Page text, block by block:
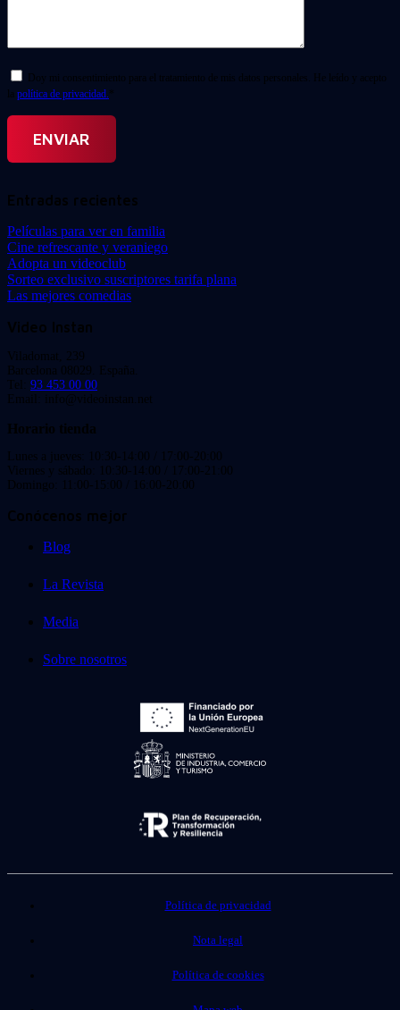
Doy mi consentimiento para el tratamiento de mis datos personales. He leído y acepto
la política de privacidad. *
Entradas recientes
Películas para ver en familia
Cine refrescante y veraniego
Adopta un videoclub
Sorteo exclusivo suscriptores tarifa plana
Las mejores comedias
Video Instan
Viladomat, 239
Barcelona 08029. España.
Tel: 93 453 00 00
Email: info@videoinstan.net
Horario tienda
Lunes a jueves: 10:30-14:00 / 17:00-20:00
Viernes y sábado: 10:30-14:00 / 17:00-21:00
Domingo: 11:00-15:00 / 16:00-20:00
Conócenos mejor
Blog
La Revista
Media
Sobre nosotros
Política de privacidad
Nota legal
Política de cookies